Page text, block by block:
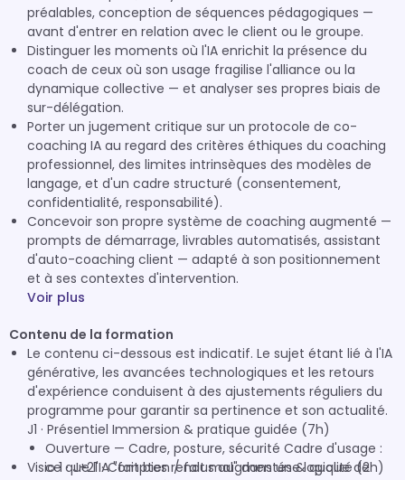
préalables, conception de séquences pédagogiques —
avant d'entrer en relation avec le client ou le groupe.
Distinguer les moments où l'IA enrichit la présence du
coach de ceux où son usage fragilise l'alliance ou la
dynamique collective — et analyser ses propres biais de
sur-délégation.
Porter un jugement critique sur un protocole de co-
coaching IA au regard des critères éthiques du coaching
professionnel, des limites intrinsèques des modèles de
langage, et d'un cadre structuré (consentement,
confidentialité, responsabilité).
Concevoir son propre système de coaching augmenté —
prompts de démarrage, livrables automatisés, assistant
d'auto-coaching client — adapté à son positionnement
et à ses contextes d'intervention.
Voir plus
Contenu de la formation
Le contenu ci-dessous est indicatif. Le sujet étant lié à l'IA
générative, les avancées technologiques et les retours
d'expérience conduisent à des ajustements réguliers du
programme pour garantir sa pertinence et son actualité.
J1 · Présentiel Immersion & pratique guidée (7h)
Ouverture — Cadre, posture, sécurité Cadre d'usage :
ce que l'IA "fait bien / fait mal" dans une logique de
Visio 1 · J+21 · Comptes rendus augmentés & qualité (2h)